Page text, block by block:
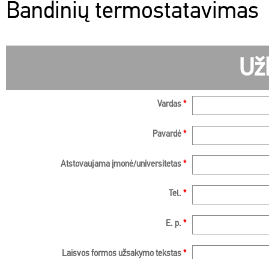
Bandinių termostatavimas
Vardas *
Pavardė *
Atstovaujama įmonė/universitetas *
Tel. *
E. p. *
Laisvos formos užsakymo tekstas *